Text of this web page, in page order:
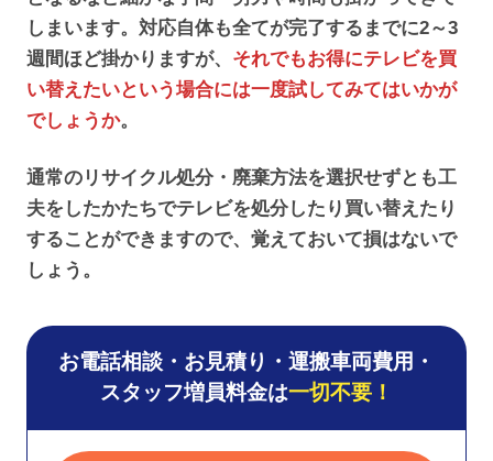
しまいます。対応自体も全てが完了するまでに2～3
週間ほど掛かりますが、 それでもお得にテレビを買
い替えたいという場合には一度試してみてはいかが
でしょうか。
通常のリサイクル処分・廃棄方法を選択せずとも工
夫をしたかたちでテレビを処分したり買い替えたり
することができますので、覚えておいて損はないで
しょう。
お電話相談・お見積り・運搬車両費用・
スタッフ増員料金は一切不要！